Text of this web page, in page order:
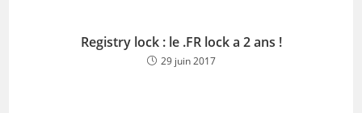
Registry lock : le .FR lock a 2 ans !
29 juin 2017